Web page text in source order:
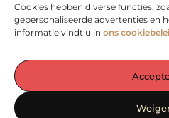
Cookies hebben diverse functies,
gepersonaliseerde advertenties en
informatie vindt u in ons
— Laat je verrassen door